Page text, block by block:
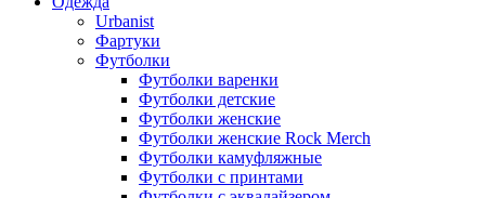
Urbanist
Фартуки
Футболки
Футболки варенки
Футболки детские
Футболки женские
Футболки женские Rock Merch
Футболки камуфляжные
Футболки с принтами